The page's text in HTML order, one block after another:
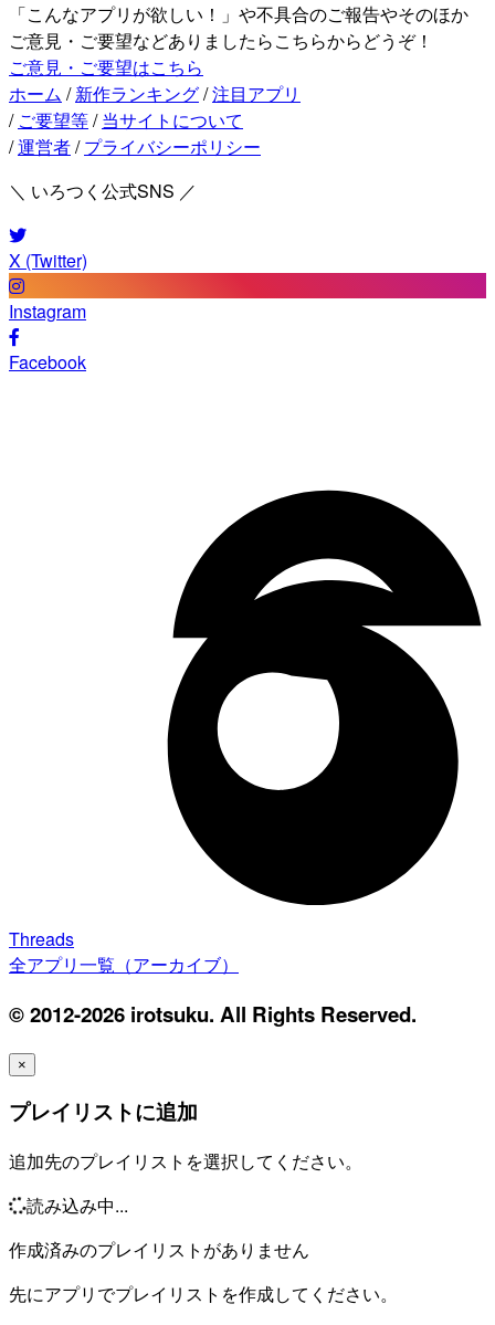
「こんなアプリが欲しい！」や不具合のご報告やそのほか
ご意見・ご要望などありましたらこちらからどうぞ！
ご意見・ご要望はこちら
ホーム / 新作ランキング/注目アプリ
/ ご要望等/ 当サイトについて
/運営者/ プライバシーポリシー
＼ いろつく公式SNS ／
X (Twitter)
Instagram
Facebook
Threads
全アプリ一覧（アーカイブ）
© 2012-2026 irotsuku. All Rights Reserved.
×
プレイリストに追加
追加先のプレイリストを選択してください。
読み込み中...
作成済みのプレイリストがありません
先にアプリでプレイリストを作成してください。